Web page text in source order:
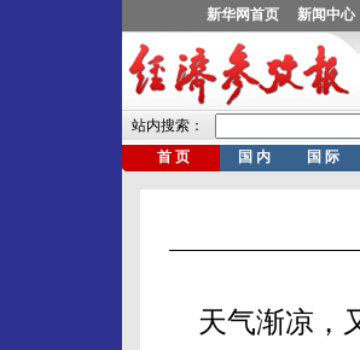
天气渐凉，